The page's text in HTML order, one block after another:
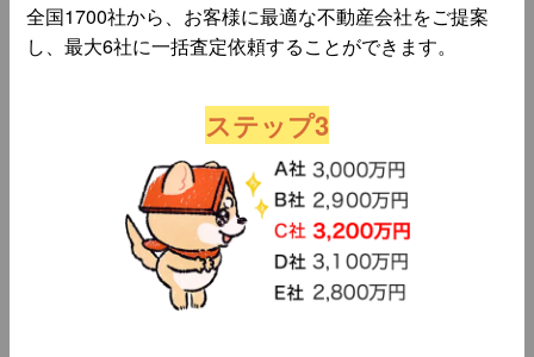
全国1700社から、お客様に最適な不動産会社をご提案
し、最大6社に一括査定依頼することができます。
ステップ3